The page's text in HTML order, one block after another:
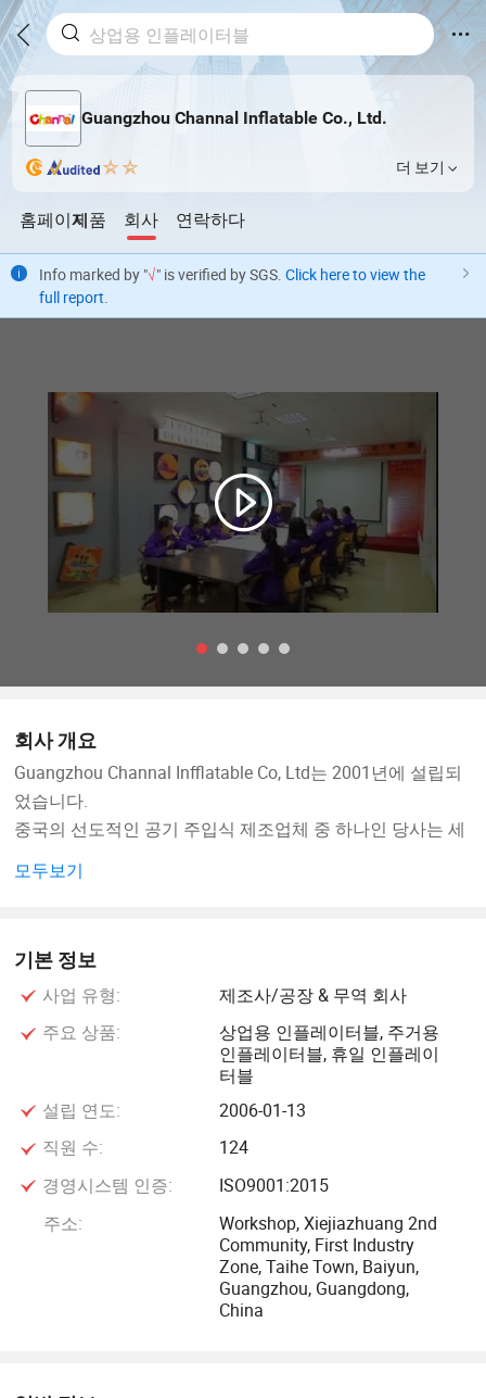
Guangzhou Channal Inflatable Co., Ltd.
더 보기
홈페이지제품 회사 연락하다
Info marked by "√" is verified by SGS. Click here to view the
full report.
회사 개요
Guangzhou Channal Infflatable Co, Ltd는 2001년에 설립되
었습니다.
중국의 선도적인 공기 주입식 제조업체 중 하나인 당사는 세
을 얻었습니다. 우리는 팽창식 탄저, 팽창식 슬라이드, 팽창
으로 생산할 수 있는 전문 제조업체입니다.
차날은 강력한 설계팀과 150명의 전문 직원을 보유하고 있
습니다. 에어 프로덕츠의 공장은 최신 장비를 갖춘 6000평방
미터 이상의 면적을 커버합니다. 핫 에어 용접기, 재봉틀, PC
제어 페인트 기계. 당사의 모든 재료는 프탈레이트 및 무연
성분과 유럽 EN71과 북미 ASTM, CPSIA를 포함한 국제 안전
표준을 준수합니다.
년부터 IAAPA 무역 쇼에 계속 참석합니다. 최고 수준의 품질
과 정교한 제조 기술을 달성할 수 있는 첨단 기술의 도입으로
우리는 우리의 우수한 품질의 제품과 효율적인 응답이 당신
을 만족시켜 줄 것이라고 확신합니다. 그리고 가장 경쟁력 있
는 가격으로 최고의 품질의 팽창식 제품을 생산하는 데 전념
모두보기
기본 정보
사업 유형:
제조사/공장 & 무역 회사
주요 상품:
상업용 인플레이터블, 주거용
인플레이터블, 휴일 인플레이
터블
설립 연도:
2006-01-13
직원 수:
124
경영시스템 인증:
ISO9001:2015
주소:
Workshop, Xiejiazhuang 2nd
Community, First Industry
Zone, Taihe Town, Baiyun,
Guangzhou, Guangdong,
China